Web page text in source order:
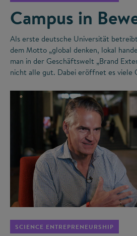
Campus in
Als erste deutsche Universität
dem Motto „global denken, lokal
man in der Geschäftswelt „Brand
nicht alle gut. Dabei eröffnet es viele
SCIENCE ENTREPRENEURSHIP